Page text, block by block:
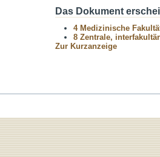
Das Dokument
4 Medizinische
8 Zentrale,
Zur Kurzanzeige